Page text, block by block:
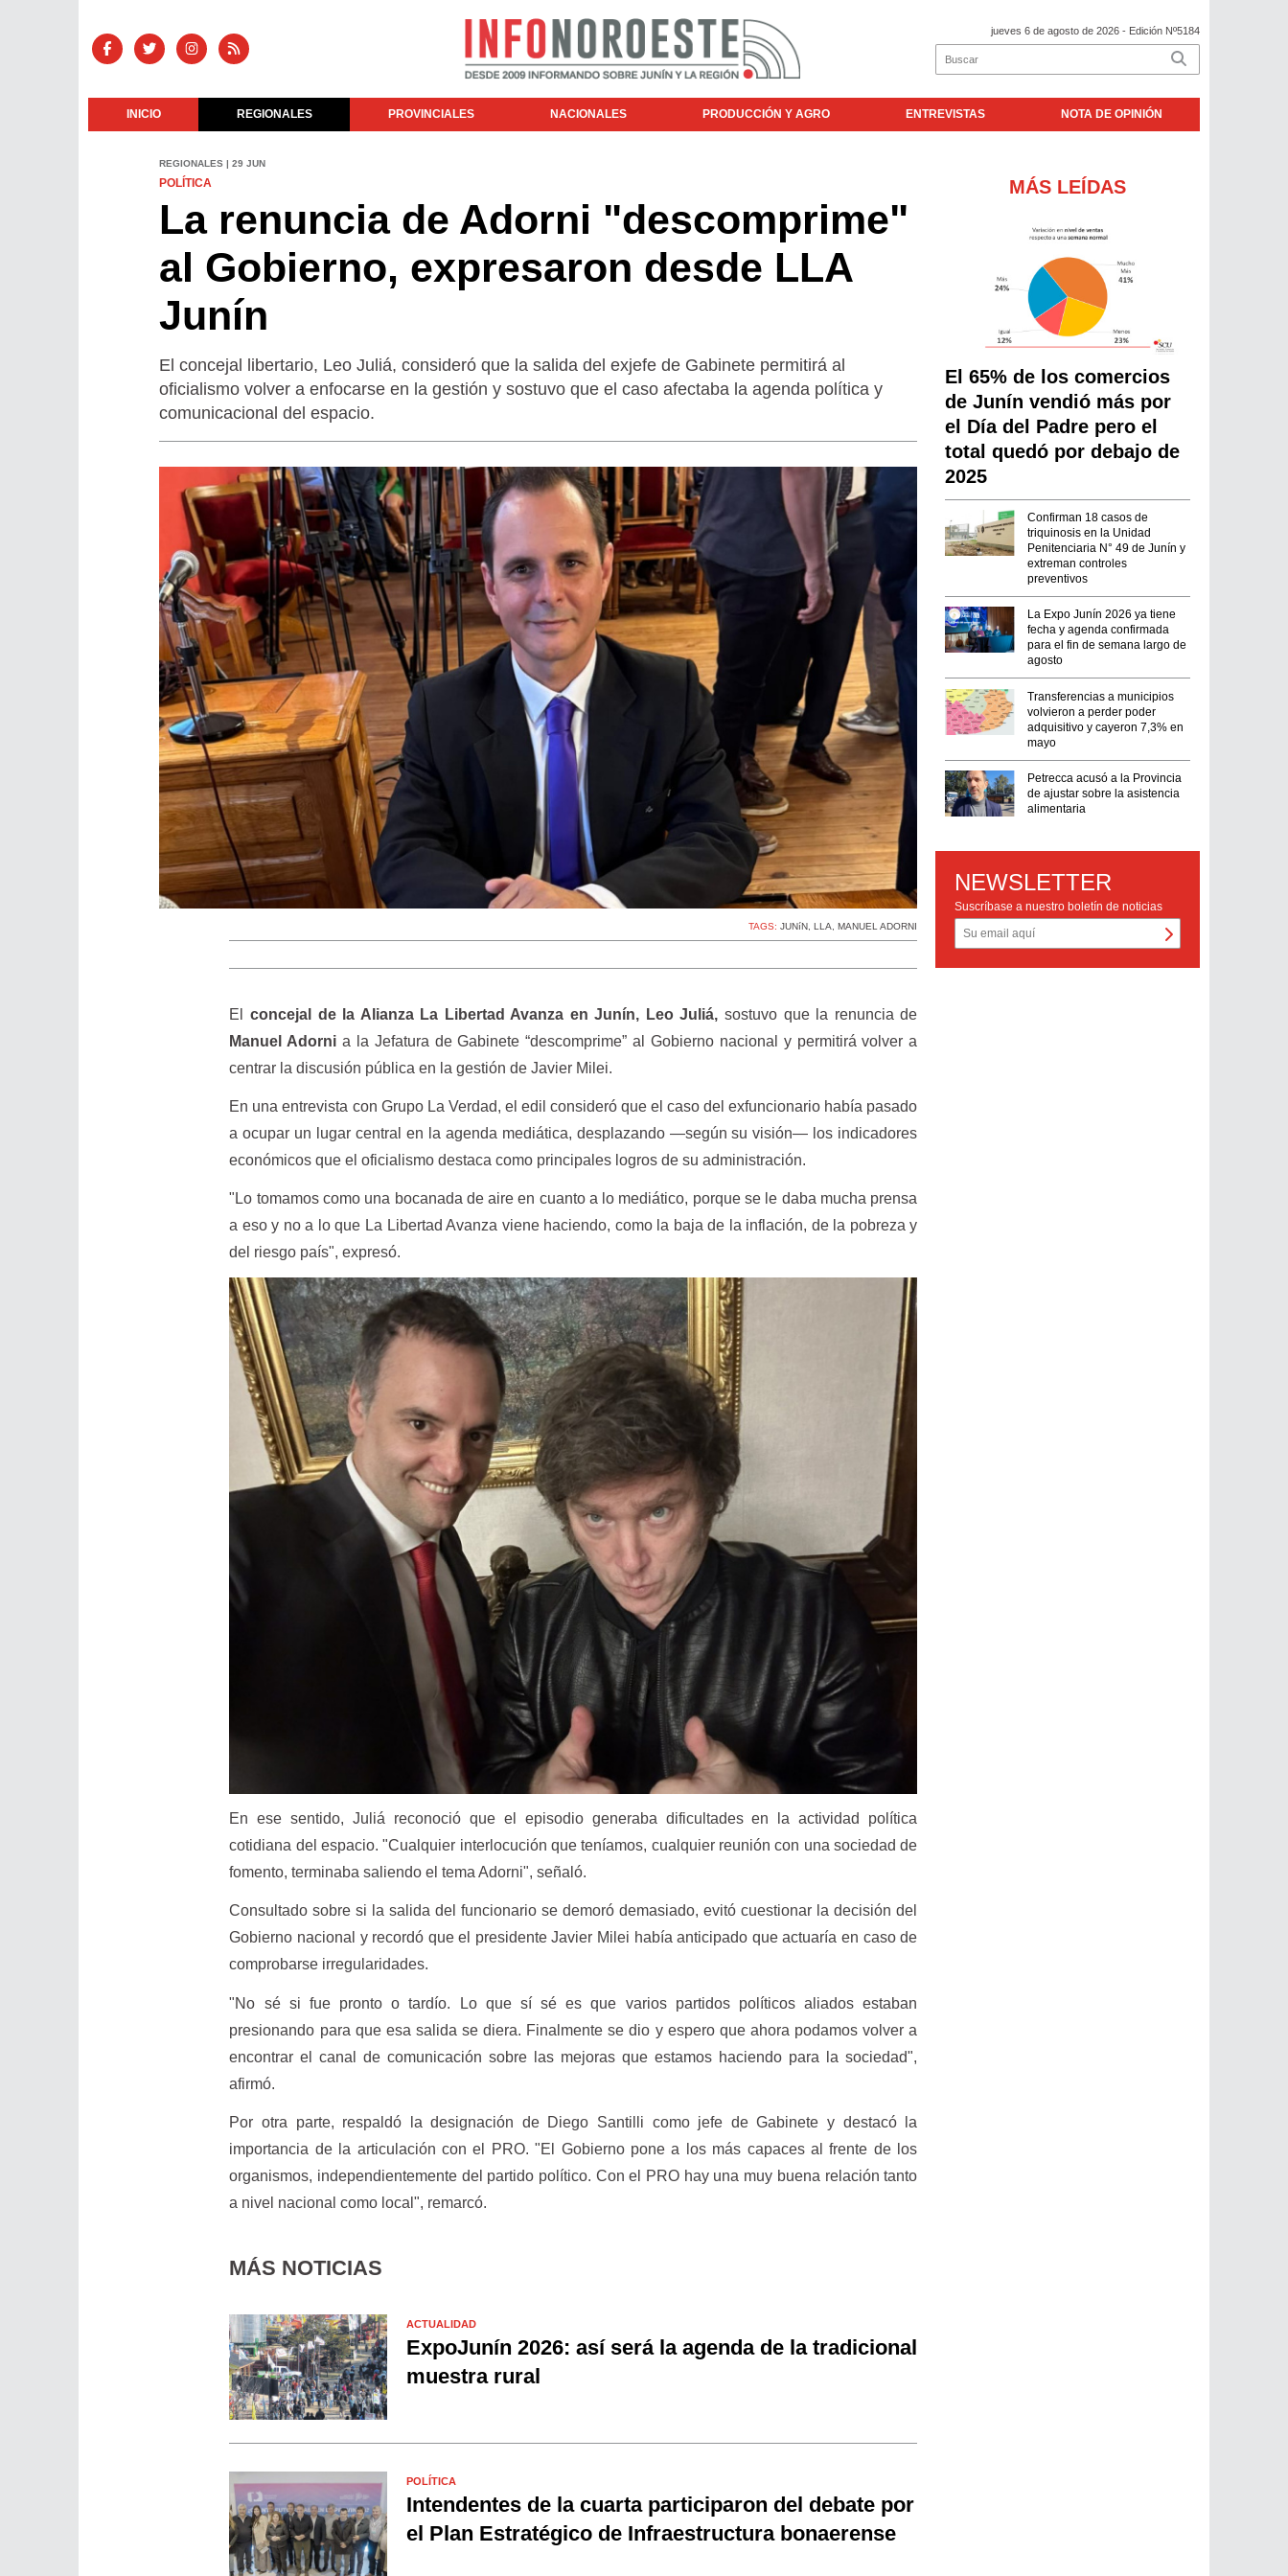
jueves 6 de agosto de 2026 - Edición Nº5184
INICIO REGIONALES PROVINCIALES NACIONALES PRODUCCIÓN Y AGRO ENTREVISTAS NOTA DE OPINIÓN
REGIONALES | 29 JUN
POLÍTICA
La renuncia de Adorni "descomprime"
al Gobierno, expresaron desde LLA
Junín
El concejal libertario, Leo Juliá, consideró que la salida del exjefe de Gabinete permitirá al
oficialismo volver a enfocarse en la gestión y sostuvo que el caso afectaba la agenda política y
comunicacional del espacio.
TAGS:JUNíN ,LLA ,MANUEL ADORNI
El concejal de la Alianza La Libertad Avanza en Junín, Leo Juliá, sostuvo que la renuncia de
Manuel Adornia la Jefatura de Gabinete “descomprime” al Gobierno nacional y permitirá volver a
centrar la discusión pública en la gestión de Javier Milei.
En una entrevista con Grupo La Verdad, el edil consideró que el caso del exfuncionario había pasado
a ocupar un lugar central en la agenda mediática, desplazando —según su visión— los indicadores
económicos que el oficialismo destaca como principales logros de su administración.
"Lo tomamos como una bocanada de aire en cuanto a lo mediático, porque se le daba mucha prensa
a eso y no a lo que La Libertad Avanza viene haciendo, como la baja de la inflación, de la pobreza y
del riesgo país", expresó.
En ese sentido, Juliá reconoció que el episodio generaba dificultades en la actividad política
cotidiana del espacio. "Cualquier interlocución que teníamos, cualquier reunión con una sociedad de
fomento, terminaba saliendo el tema Adorni", señaló.
Consultado sobre si la salida del funcionario se demoró demasiado, evitó cuestionar la decisión del
Gobierno nacional y recordó que el presidente Javier Milei había anticipado que actuaría en caso de
comprobarse irregularidades.
"No sé si fue pronto o tardío. Lo que sí sé es que varios partidos políticos aliados estaban
presionando para que esa salida se diera. Finalmente se dio y espero que ahora podamos volver a
encontrar el canal de comunicación sobre las mejoras que estamos haciendo para la sociedad",
afirmó.
Por otra parte, respaldó la designación de Diego Santilli como jefe de Gabinete y destacó la
importancia de la articulación con el PRO. "El Gobierno pone a los más capaces al frente de los
organismos, independientemente del partido político. Con el PRO hay una muy buena relación tanto
a nivel nacional como local", remarcó.
MÁS NOTICIAS
ACTUALIDAD
ExpoJunín 2026: así será la agenda de la tradicional
muestra rural
POLÍTICA
Intendentes de la cuarta participaron del debate por
el Plan Estratégico de Infraestructura bonaerense
MÁS LEÍDAS
El 65% de los comercios
de Junín vendió más por
el Día del Padre pero el
total quedó por debajo de
2025
Confirman 18 casos de
triquinosis en la Unidad
Penitenciaria N° 49 de Junín y
extreman controles
preventivos
La Expo Junín 2026 ya tiene
fecha y agenda confirmada
para el fin de semana largo de
agosto
Transferencias a municipios
volvieron a perder poder
adquisitivo y cayeron 7,3% en
mayo
Petrecca acusó a la Provincia
de ajustar sobre la asistencia
alimentaria
NEWSLETTER
Suscríbase a nuestro boletín de noticias